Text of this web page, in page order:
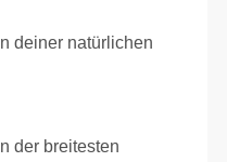
deiner natürlichen
der breitesten